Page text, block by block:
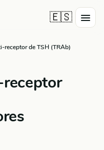
🇪🇸
receptor de TSH (TRAb)